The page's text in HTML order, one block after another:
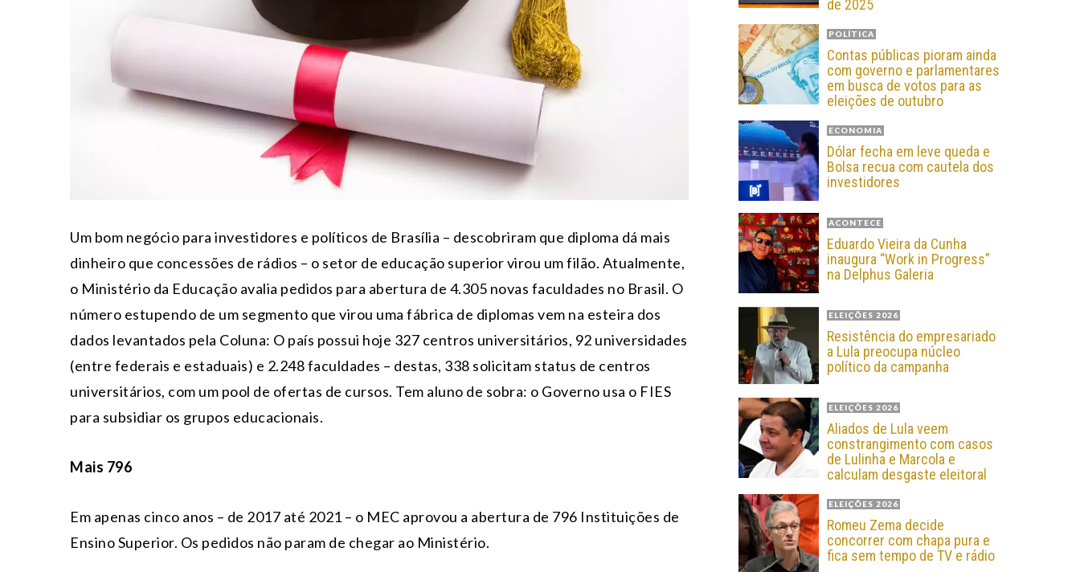
Um bom negócio para investidores e políticos de Brasília – descobriram que diploma dá mais
dinheiro que concessões de rádios – o setor de educação superior virou um filão. Atualmente,
o Ministério da Educação avalia pedidos para abertura de 4.305 novas faculdades no Brasil. O
número estupendo de um segmento que virou uma fábrica de diplomas vem na esteira dos
dados levantados pela Coluna: O país possui hoje 327 centros universitários, 92 universidades
(entre federais e estaduais) e 2.248 faculdades – destas, 338 solicitam status de centros
universitários, com um pool de ofertas de cursos. Tem aluno de sobra: o Governo usa o FIES
para subsidiar os grupos educacionais.
Mais 796
Em apenas cinco anos – de 2017 até 2021 – o MEC aprovou a abertura de 796 Instituições de
Ensino Superior. Os pedidos não param de chegar ao Ministério.
de 2025
POLÍTICA
Contas públicas pioram ainda
com governo e parlamentares
em busca de votos para as
eleições de outubro
ECONOMIA
Dólar fecha em leve queda e
Bolsa recua com cautela dos
investidores
ACONTECE
Eduardo Vieira da Cunha
inaugura “Work in Progress”
na Delphus Galeria
ELEIÇÕES 2026
Resistência do empresariado
a Lula preocupa núcleo
político da campanha
ELEIÇÕES 2026
Aliados de Lula veem
constrangimento com casos
de Lulinha e Marcola e
calculam desgaste eleitoral
ELEIÇÕES 2026
Romeu Zema decide
concorrer com chapa pura e
fica sem tempo de TV e rádio